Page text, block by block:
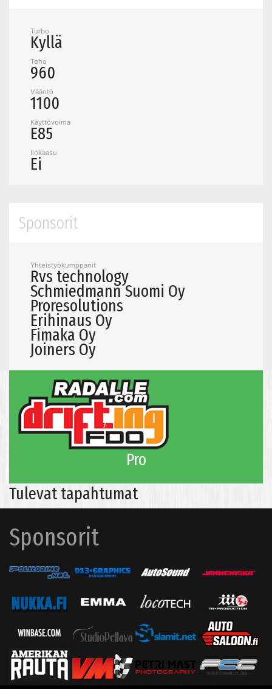
Turbo
Kyllä
Teho
960
Vääntö
1100
Käyttövoima
E85
Ilokaasu
Ei
Sponsorit
Yhteistyökumppanit
Rvs technology
Schmiedmann Suomi Oy
Proresolutions
Erihinaus Oy
Fimaka Oy
Joiners Oy
Pro
Tulevat tapahtumat
Sponsorit